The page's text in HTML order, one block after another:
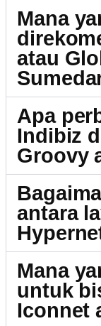
Mana
atau
Apa
Indibiz
Groovy
antara
Mana
untuk
Iconnet